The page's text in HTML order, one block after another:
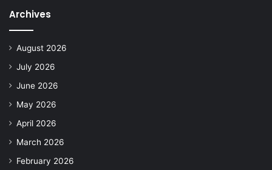
Archives
August 2026
July 2026
June 2026
May 2026
April 2026
March 2026
February 2026